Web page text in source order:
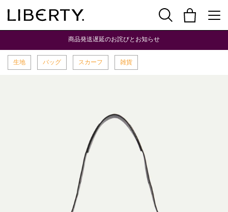
商品発送遅延のお詫びとお知らせ
生地 バッグ スカーフ 雑貨